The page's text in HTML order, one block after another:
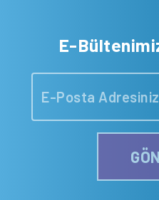
E-